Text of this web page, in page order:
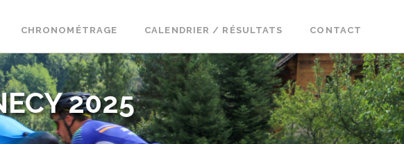
CHRONOMÉTRAGE CALENDRIER / RÉSULTATS CONTACT
2025